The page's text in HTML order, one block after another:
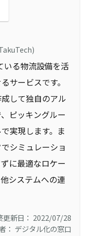
いる物流設備を活
サービスです。
して独自のアル
ピッキングルー
実現します。ま
シミュレーショ
に最適なロケー
システムへの連
更新日： 2022/07/28
： デジタル化の窓口